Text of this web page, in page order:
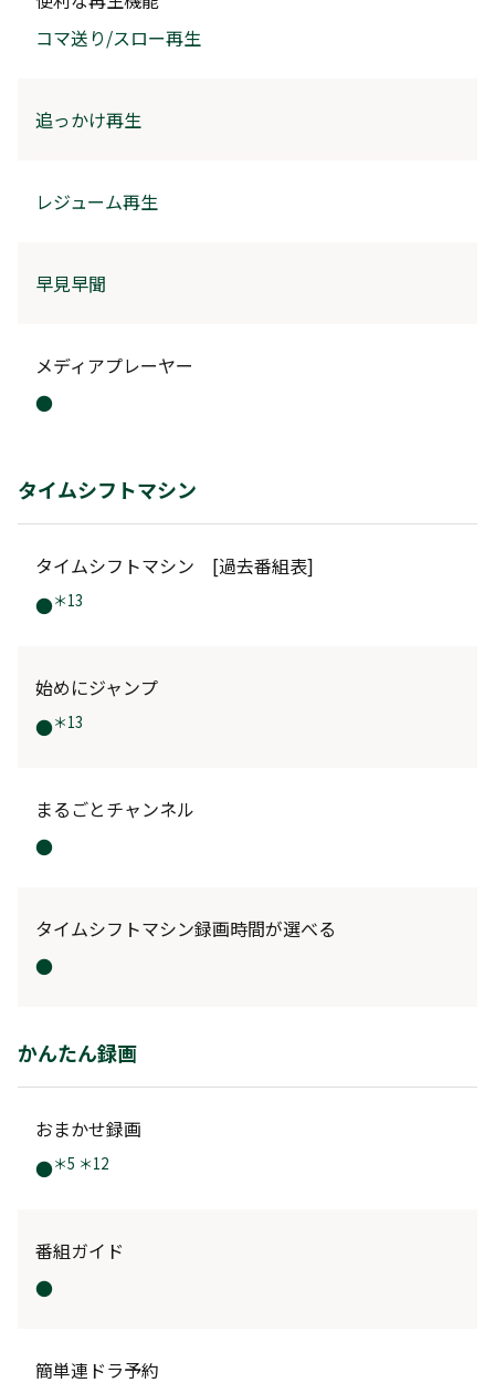
コマ送り/スロー再生
追っかけ再生
レジューム再生
早見早聞
メディアプレーヤー
●
タイムシフトマシン
タイムシフトマシン [過去番組表]
●＊13
始めにジャンプ
●＊13
まるごとチャンネル
●
タイムシフトマシン録画時間が選べる
●
かんたん録画
おまかせ録画
●＊5 ＊12
番組ガイド
●
簡単連ドラ予約